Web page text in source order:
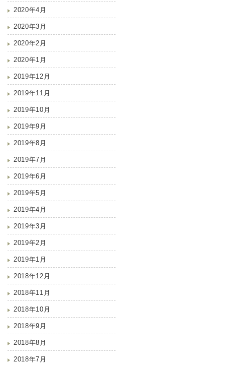
2020年4月
2020年3月
2020年2月
2020年1月
2019年12月
2019年11月
2019年10月
2019年9月
2019年8月
2019年7月
2019年6月
2019年5月
2019年4月
2019年3月
2019年2月
2019年1月
2018年12月
2018年11月
2018年10月
2018年9月
2018年8月
2018年7月